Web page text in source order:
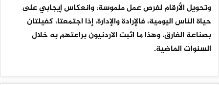
وتحويل الأرقام لفرص عمل ملموسة، وانعكاس إيجابي على
حياة الناس اليومية، فالإرادة والإدارة، إذا اجتمعتا، كفيلتان
بصناعة الفارق، وهذا ما اثبت الاردنيون براعتهم به خلال
السنوات الماضية.